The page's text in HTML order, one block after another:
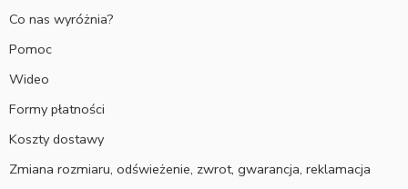
Co nas wyróżnia?
Pomoc
Wideo
Formy płatności
Koszty dostawy
Zmiana rozmiaru, odświeżenie, zwrot, gwarancja, reklamacja